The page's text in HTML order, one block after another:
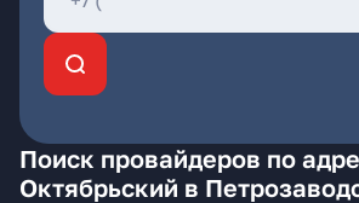
Поиск провайдеров по
Октябрьский в